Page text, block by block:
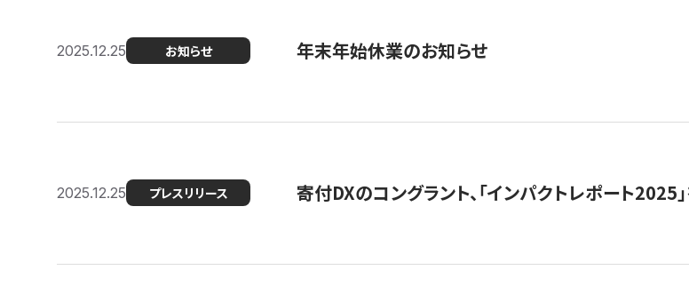
2025.12.25 お知らせ 年末年始休業のお知らせ
2025.12.25 プレスリリース 寄付DXのコングラント、「インパクトレポート